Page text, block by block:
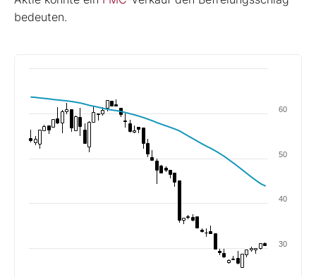
bedeuten.
30
40
50
60